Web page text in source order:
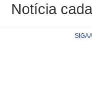
Notícia